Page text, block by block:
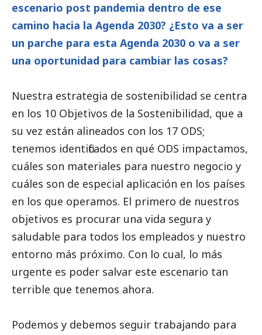
escenario post pandemia dentro de ese
camino hacia la Agenda 2030? ¿Esto va a ser
un parche para esta Agenda 2030 o va a ser
una oportunidad para cambiar las cosas?
Nuestra estrategia de sostenibilidad se centra
en los 10 Objetivos de la Sostenibilidad, que a
su vez están alineados con los 17 ODS;
tenemos identificados en qué ODS impactamos,
cuáles son materiales para nuestro negocio y
cuáles son de especial aplicación en los países
en los que operamos. El primero de nuestros
objetivos es procurar una vida segura y
saludable para todos los empleados y nuestro
entorno más próximo. Con lo cual, lo más
urgente es poder salvar este escenario tan
terrible que tenemos ahora.
Podemos y debemos seguir trabajando para